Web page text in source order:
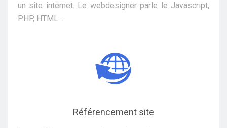
un site internet. Le webdesigner parle le Javascript,
PHP, HTML….
Référencement site